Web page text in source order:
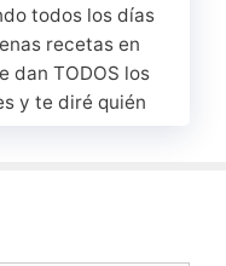
todos los días
recetas en
dan TODOS los
y te diré quién